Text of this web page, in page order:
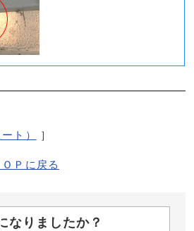
ト） ］
Ｐに戻る
なりましたか？